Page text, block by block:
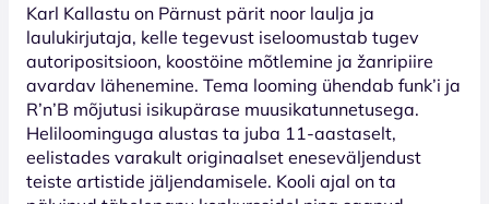
Karl Kallastu on Pärnust pärit noor laulja ja
laulukirjutaja, kelle tegevust iseloomustab tugev
autoripositsioon, koostöine mõtlemine ja žanripiire
avardav lähenemine. Tema looming ühendab funk’i ja
R’n’B mõjutusi isikupärase muusikatunnetusega.
Heliloominguga alustas ta juba 11-aastaselt,
eelistades varakult originaalset eneseväljendust
teiste artistide jäljendamisele. Kooli ajal on ta